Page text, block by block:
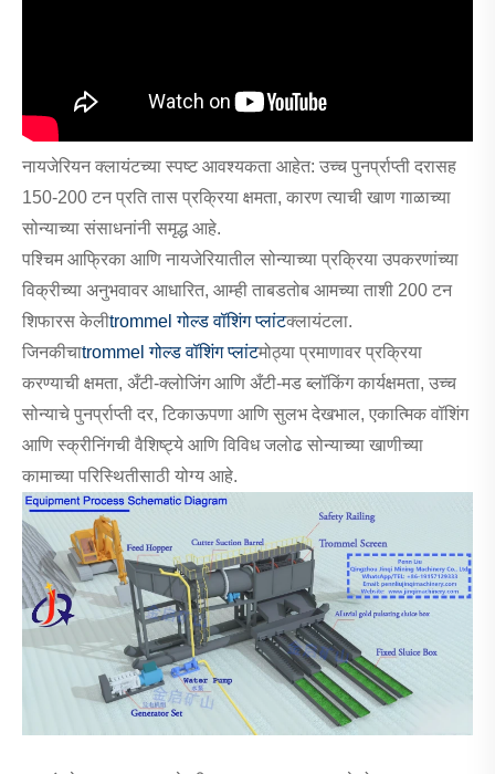
नायजेरियन क्लायंटच्या स्पष्ट आवश्यकता आहेत: उच्च पुनर्प्राप्ती दरासह
150-200 टन प्रति तास प्रक्रिया क्षमता, कारण त्याची खाण गाळाच्या
सोन्याच्या संसाधनांनी समृद्ध आहे.
पश्चिम आफ्रिका आणि नायजेरियातील सोन्याच्या प्रक्रिया उपकरणांच्या
विक्रीच्या अनुभवावर आधारित, आम्ही ताबडतोब आमच्या ताशी 200 टन
शिफारस केलीtrommel गोल्ड वॉशिंग प्लांटक्लायंटला.
जिनकीचाtrommel गोल्ड वॉशिंग प्लांटमोठ्या प्रमाणावर प्रक्रिया
करण्याची क्षमता, अँटी-क्लोजिंग आणि अँटी-मड ब्लॉकिंग कार्यक्षमता, उच्च
सोन्याचे पुनर्प्राप्ती दर, टिकाऊपणा आणि सुलभ देखभाल, एकात्मिक वॉशिंग
आणि स्क्रीनिंगची वैशिष्ट्ये आणि विविध जलोढ सोन्याच्या खाणीच्या
कामाच्या परिस्थितीसाठी योग्य आहे.